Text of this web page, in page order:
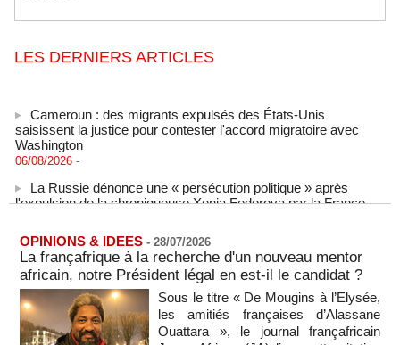
LES DERNIERS ARTICLES
saisissent la justice pour contester l'accord migratoire avec
Washington
06/08/2026 -
l'expulsion de la chroniqueuse Xenia Fedorova par la France
06/08/2026 -
Le Rhin s'assèche, l'industrie allemande en quête de
solutions
06/08/2026 -
La Corée du Nord a tiré un missile balistique en direction de
la mer du Japon, selon l'armée sud-coréenne
06/08/2026 -
OPINIONS & IDEES - 28/07/2026
La françafrique à la recherche d'un nouveau mentor
africain, notre Président légal en est-il le candidat ?
Sous le titre « De Mougins à l’Elysée,
les amitiés françaises d’Alassane
Ouattara », le journal françafricain